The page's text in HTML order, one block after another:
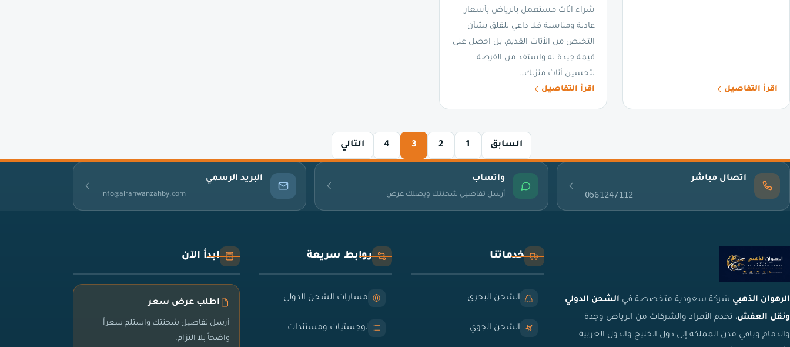
اقرأ التفاصيل
شراء اثاث مستعمل بالرياض بأسعار
عادلة ومناسبة فلا داعي للقلق بشأن
التخلص من الأثاث القديم، بل احصل على
قيمة جيدة له واستفد من الفرصة
لتحسين أثاث منزلك…
اقرأ التفاصيل
السابق 1
2
3
4 التالي
اتصال مباشر
0561247112
واتساب
أرسل تفاصيل شحنتك ويصلك عرض
البريد الرسمي
info@alrahwanzahby.com
الرهوان الذهبي شركة سعودية متخصصة في الشحن الدولي
ونقل العفش، تخدم الأفراد والشركات من الرياض وجدة
والدمام وباقي مدن المملكة إلى دول الخليج والدول العربية
خدماتنا
الشحن البحري
الشحن الجوي
روابط سريعة
مسارات الشحن الدولي
لوجستيات ومستندات
ابدأ الآن
اطلب عرض سعر
أرسل تفاصيل شحنتك واستلم سعراً
واضحاً بلا التزام.